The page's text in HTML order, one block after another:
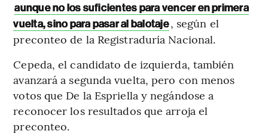
aunque no los suficientes para vencer en primera
vuelta, sino para pasar al balotaje, según el
preconteo de la Registraduría Nacional.
Cepeda, el candidato de izquierda, también
avanzará a segunda vuelta, pero con menos
votos que De la Espriella y negándose a
reconocer los resultados que arroja el
preconteo.